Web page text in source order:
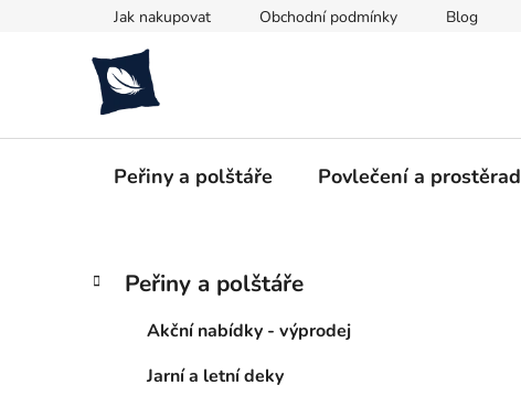
Jak nakupovat Obchodní podmínky Blog
Peřiny a polštáře Povlečení a
PPřeskočit
kategorie
K
a
Peřiny a polštáře
Akční nabídky - výprodej
Jarní a letní deky